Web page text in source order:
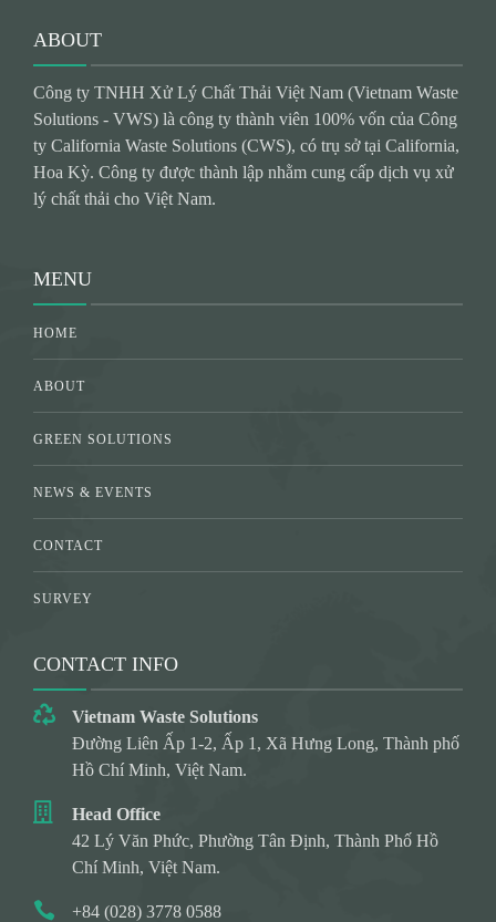
ABOUT
Công ty TNHH Xử Lý Chất Thải Việt Nam (Vietnam Waste
Solutions - VWS) là công ty thành viên 100% vốn của Công
ty California Waste Solutions (CWS), có trụ sở tại California,
Hoa Kỳ. Công ty được thành lập nhằm cung cấp dịch vụ xử
lý chất thải cho Việt Nam.
MENU
HOME
ABOUT
GREEN SOLUTIONS
NEWS & EVENTS
CONTACT
SURVEY
CONTACT INFO
Vietnam Waste Solutions
Đường Liên Ấp 1-2, Ấp 1, Xã Hưng Long, Thành phố
Hồ Chí Minh, Việt Nam.
Head Office
42 Lý Văn Phức, Phường Tân Định, Thành Phố Hồ
Chí Minh, Việt Nam.
+84 (028) 3778 0588